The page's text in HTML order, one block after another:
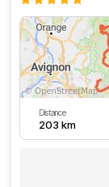
Distance
203 km